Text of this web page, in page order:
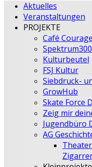
Aktuelles
Veranstaltungen
PROJEKTE
Café Courage
Kulturbeutel
FSJ Kultur
Siebdruck-
GrowHub
Skate Force
Zeig mir
Jugendbüro
AG